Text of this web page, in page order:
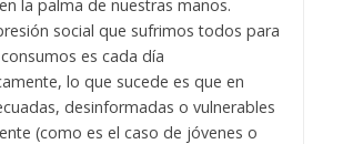
la palma de nuestras manos.
social que sufrimos todos para
es cada día
lo que sucede es que en
desinformadas o vulnerables
(como es el caso de jóvenes o